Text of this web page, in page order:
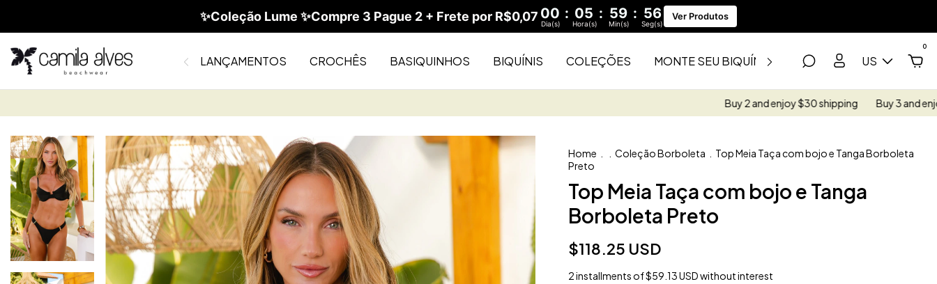
✨Coleção Lume ✨Compre 3 Pague 2 + Frete por R$0,07 00 : 05 : 59 : 54
Dia(s) Hora(s) Min(s) Seg(s)
Ver Produtos
LANÇAMENTOS CROCHÊS BASIQUINHOS BIQUÍNIS COLEÇÕES MONTE SEU BIQUÍNI SAÍDAS FITNESS
US
0
Buy 2 and enjoy $30 shipping Buy 3 and enjoy free shipping
Home Coleção Borboleta
Top Meia Taça com bojo e Tanga Borboleta
Preto
Top Meia Taça com bojo e Tanga
Borboleta Preto
$118.25 USD
2installments of$59.13 USDwithout interest